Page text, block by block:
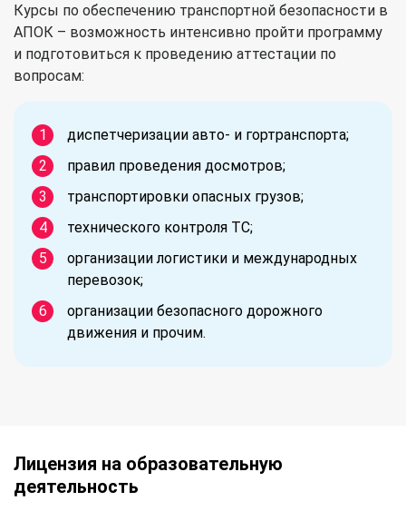
Курсы по обеспечению транспортной безопасности в
АПОК – возможность интенсивно пройти программу
и подготовиться к проведению аттестации по
вопросам:
диспетчеризации авто- и гортранспорта;
правил проведения досмотров;
транспортировки опасных грузов;
технического контроля ТС;
организации логистики и международных
перевозок;
организации безопасного дорожного
движения и прочим.
Лицензия на образовательную
деятельность